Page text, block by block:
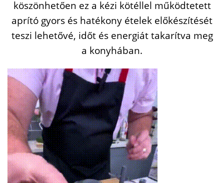
köszönhetően ez a kézi kötéllel működtetett
aprító gyors és hatékony ételek előkészítését
teszi lehetővé, időt és energiát takarítva meg
a konyhában.